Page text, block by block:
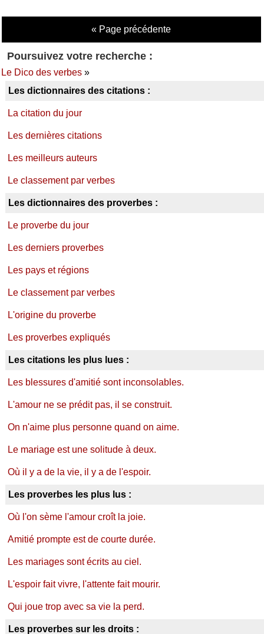
« Page précédente
Poursuivez votre recherche :
Le Dico des verbes»
Les dictionnaires des citations :
La citation du jour
Les dernières citations
Les meilleurs auteurs
Le classement par verbes
Les dictionnaires des proverbes :
Le proverbe du jour
Les derniers proverbes
Les pays et régions
Le classement par verbes
L'origine du proverbe
Les proverbes expliqués
Les citations les plus lues :
Les blessures d'amitié sont inconsolables.
L'amour ne se prédit pas, il se construit.
On n'aime plus personne quand on aime.
Le mariage est une solitude à deux.
Où il y a de la vie, il y a de l'espoir.
Les proverbes les plus lus :
Où l'on sème l'amour croît la joie.
Amitié prompte est de courte durée.
Les mariages sont écrits au ciel.
L'espoir fait vivre, l'attente fait mourir.
Qui joue trop avec sa vie la perd.
Les proverbes sur les droits :